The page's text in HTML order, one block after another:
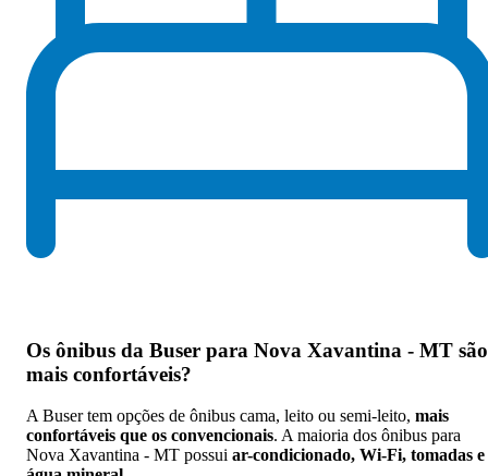
Os ônibus da Buser para Nova Xavantina - MT são
mais confortáveis?
A Buser tem opções de ônibus cama, leito ou semi-leito, mais
confortáveis que os convencionais. A maioria dos ônibus para
Nova Xavantina - MT possui ar-condicionado, Wi-Fi, tomadas e